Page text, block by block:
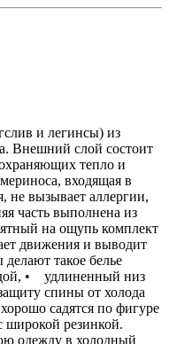
и легинсы) из
Внешний слой состоит
тепло и
входящая в
не вызывает аллергии,
часть выполнена из
на ощупь комплект
движения и выводит
такое белье
• удлиненный низ
спины от холода
садятся по фигуре
широкой резинкой.
одежду в холодный